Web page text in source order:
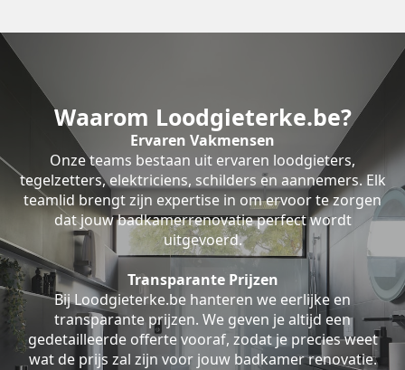
Waarom Loodgieterke.be?
Ervaren Vakmensen
Onze teams bestaan uit ervaren loodgieters,
tegelzetters, elektriciens, schilders en aannemers. Elk
teamlid brengt zijn expertise in om ervoor te zorgen
dat jouw badkamerrenovatie perfect wordt
uitgevoerd.
Transparante Prijzen
Bij Loodgieterke.be hanteren we eerlijke en
transparante prijzen. We geven je altijd een
gedetailleerde offerte vooraf, zodat je precies weet
wat de prijs zal zijn voor jouw badkamer renovatie.